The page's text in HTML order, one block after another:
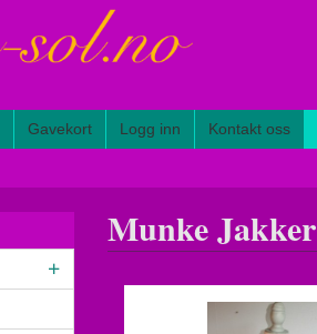
Gavekort Logg inn Kontakt oss
Munke Jakker